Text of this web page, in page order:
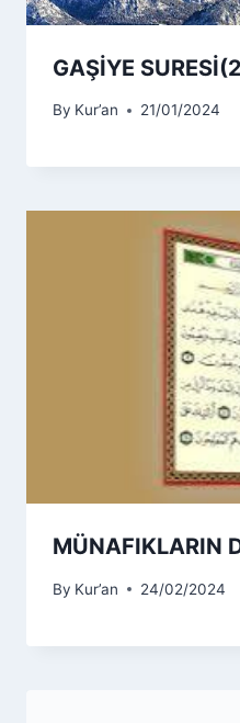
GAŞİYE
By Kur’an 21/01/2024
MÜNAFIKLARIN
By Kur’an 24/02/2024